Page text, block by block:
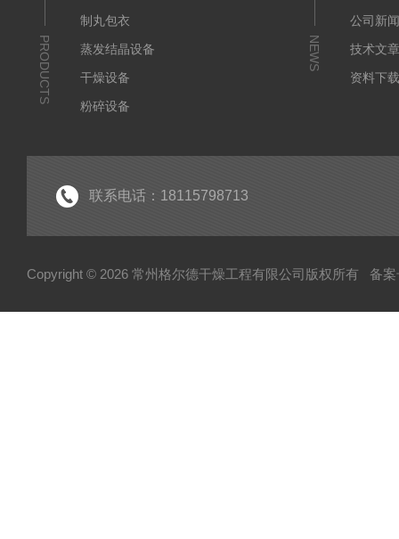
PRODUCTS
制丸包衣
蒸发结晶设备
干燥设备
粉碎设备
筛分设备
混合设备
NEWS
公司新
技术文
资料下
联系电话：18115798713
Copyright © 2026 常州格尔德干燥工程有限公司版权所有 备案